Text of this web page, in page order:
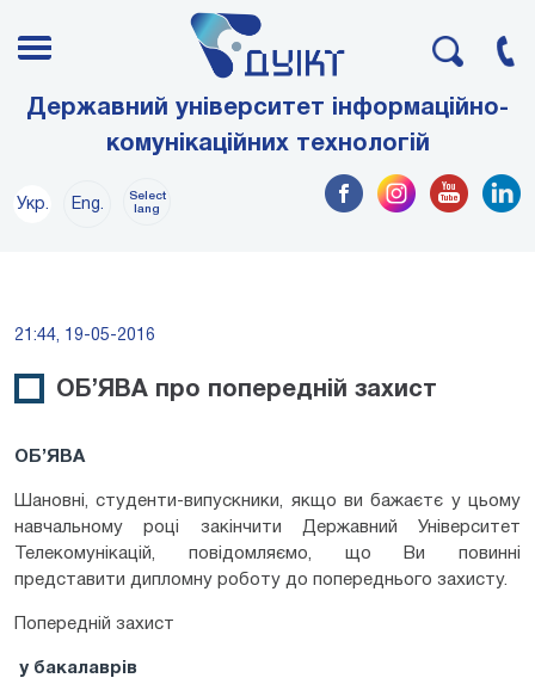
Державний університет інформаційно-
комунікаційних технологій
Укр. Eng.
Select
lang
21:44, 19-05-2016
ОБ’ЯВА про попередній захист
ОБ’ЯВА
Шановні, студенти-випускники, якщо ви бажаєтє у цьому
навчальному році закінчити Державний Університет
Телекомунікацій, повідомляємо, що Ви повинні
представити дипломну роботу до попереднього захисту.
Попередній захист
у бакалаврів